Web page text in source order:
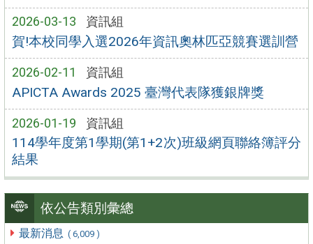
2026-03-13 資訊組
賀!本校同學入選2026年資訊奧林匹亞競賽選訓營
2026-02-11 資訊組
APICTA Awards 2025 臺灣代表隊獲銀牌獎
2026-01-19 資訊組
114學年度第1學期(第1+2次)班級網頁聯絡簿評分
結果
依公告類別彙總
最新消息 ( 6,009 )